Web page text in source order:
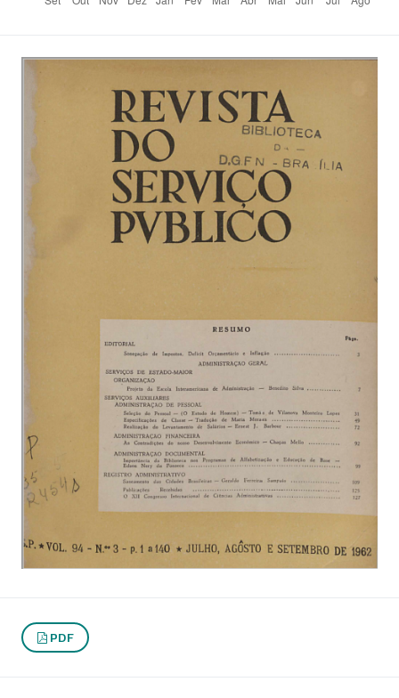
PDF